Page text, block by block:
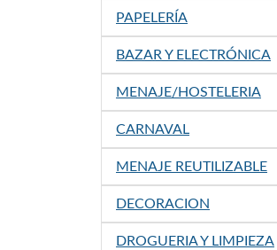
PAPELERÍA
BAZAR Y ELECTRÓNICA
MENAJE/HOSTELERIA
CARNAVAL
MENAJE REUTILIZABLE
DECORACION
DROGUERIA Y LIMPIEZA